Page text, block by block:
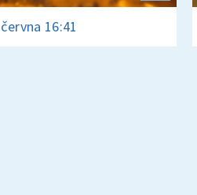
16:41